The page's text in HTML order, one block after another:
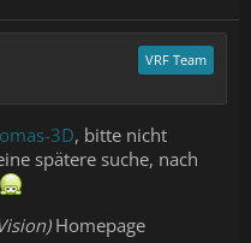
VRF Team
3D, bitte nicht
spätere suche, nach
Homepage